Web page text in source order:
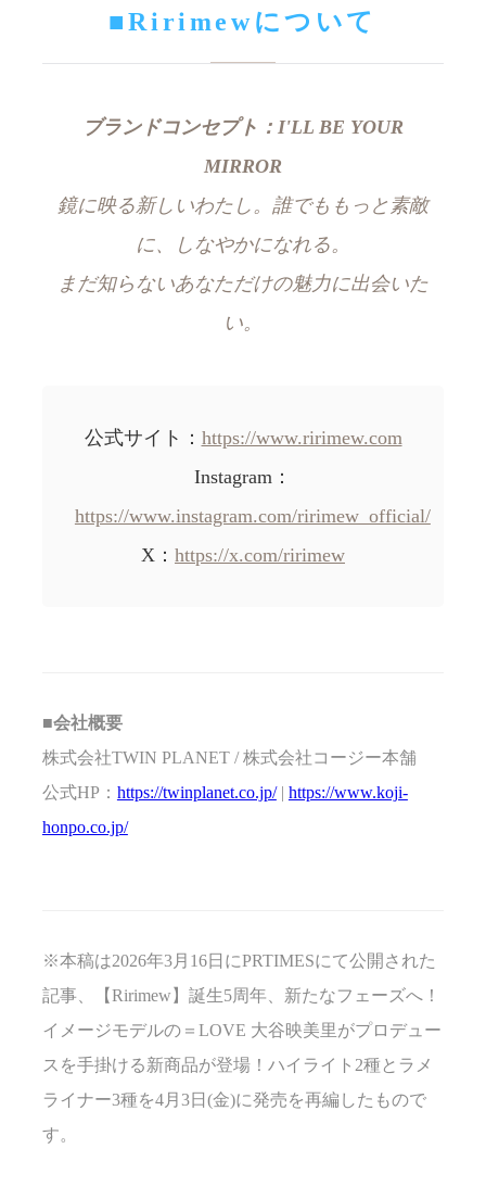
■Ririmewについて
ブランドコンセプト：I'LL BE YOUR
MIRROR
鏡に映る新しいわたし。誰でももっと素敵
に、しなやかになれる。
まだ知らないあなただけの魅力に出会いた
い。
公式サイト： https://www.ririmew.com
Instagram：
https://www.instagram.com/ririmew_official/
X： https://x.com/ririmew
■会社概要
株式会社TWIN PLANET / 株式会社コージー本舗
公式HP： https://twinplanet.co.jp/| https://www.koji-
honpo.co.jp/
※本稿は2026年3月16日にPRTIMESにて公開された
記事、【Ririmew】誕生5周年、新たなフェーズへ！
イメージモデルの＝LOVE 大谷映美里がプロデュー
スを手掛ける新商品が登場！ハイライト2種とラメ
ライナー3種を4月3日(金)に発売を再編したもので
す。